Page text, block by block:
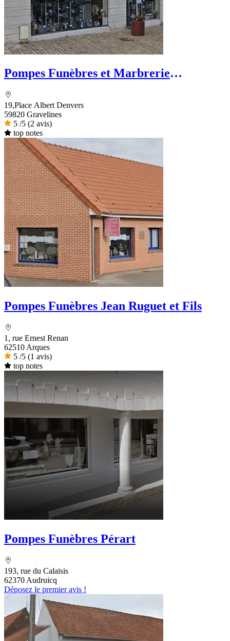
Pompes Funèbres et Marbrerie
19,Place Albert Denvers
59820 Gravelines
5 /5 (2 avis)
top notes
Pompes Funèbres Jean Ruguet et Fils
1, rue Ernest Renan
62510 Arques
5 /5 (1 avis)
top notes
Pompes Funèbres Pérart
193, rue du Calaisis
62370 Audruicq
Déposez le premier avis !